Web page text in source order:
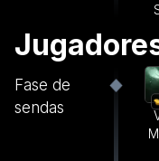
Fase de
sendas